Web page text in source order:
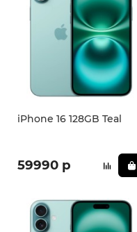
iPhone 16 128GB Teal
59990 р